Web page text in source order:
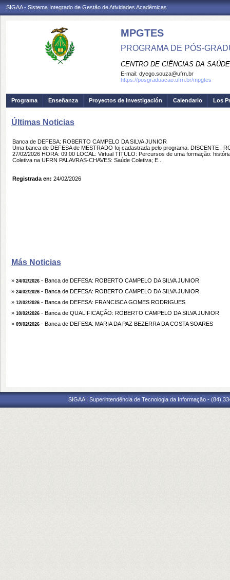
SIGAA - Sistema Integrado de Gestão de Atividades Acadêmicas
MPGTES
PROGRAMA DE PÓS-
CENTRO DE CIÊNCIAS DA SAÚDE
E-mail: dyego.souza@ufrn.br
https://posgraduacao.ufrn.br/mpgtes
Programa Enseñanza Proyectos de Investigación Calendario Los
Últimas Noticias
Banca de DEFESA: ROBERTO CAMPELO DA SILVA JUNIOR
Uma banca de DEFESA de MESTRADO foi cadastrada pelo programa. DISCENTE :
27/02/2026 HORA: 09:00 LOCAL: Virtual TÍTULO: Percursos de uma formação:
Coletiva na UFRN PALAVRAS-CHAVES: Saúde Coletiva; E...
Registrada en: 24/02/2026
Más Noticias
» 24/02/2026 - Banca de DEFESA: ROBERTO CAMPELO DA SILVA JUNIOR
» 24/02/2026 - Banca de DEFESA: ROBERTO CAMPELO DA SILVA JUNIOR
» 12/02/2026 - Banca de DEFESA: FRANCISCA GOMES RODRIGUES
» 10/02/2026 - Banca de QUALIFICAÇÃO: ROBERTO CAMPELO DA SILVA JUNIOR
» 09/02/2026 - Banca de DEFESA: MARIA DA PAZ BEZERRA DA COSTA SOARES
SIGAA | Superintendência de Tecnologia da Informação - (84)